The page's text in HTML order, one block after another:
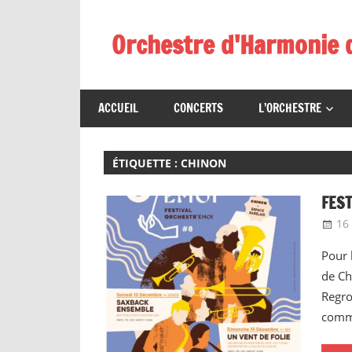
contentOrchestre d'Harmonie
ACCUEIL CONCERTS L’ORCHESTRE
ÉTIQUETTE :CHINON
Pour
de